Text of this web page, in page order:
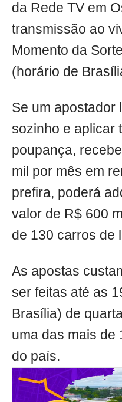
da Rede TV em
transmissão ao
Momento da
(horário de
Se um apostador
sozinho e aplicar
poupança,
mil por mês em
prefira, poderá
valor de R$ 600
de 130 carros de
As apostas
ser feitas até as
Brasília) de
uma das mais de
do país.